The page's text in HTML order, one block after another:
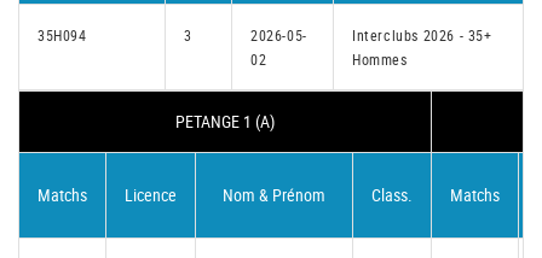
35H094 3
2026-05-
02
Interclubs 2026 - 35+
Hommes
PETANGE 1 (A)
Matchs Licence Nom & Prénom Class. Matchs